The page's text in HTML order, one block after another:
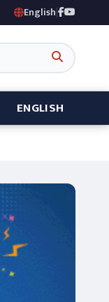
English|
ENGLISH